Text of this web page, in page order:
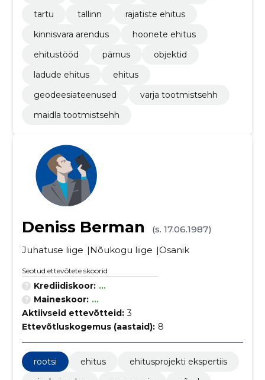
tartu
tallinn
rajatiste ehitus
kinnisvara arendus
hoonete ehitus
ehitustööd
pärnus
objektid
ladude ehitus
ehitus
geodeesiateenused
varja tootmistsehh
maidla tootmistsehh
Deniss Berman
(s. 17.06.1987)
Juhatuse liige
Nõukogu liige Osanik
Seotud ettevõtete skoorid
Krediidiskoor: ...
Maineskoor: ...
Aktiivseid ettevõtteid: 3
Ettevõtluskogemus (aastaid): 8
rootsi ehitus
ehitusprojekti ekspertiis